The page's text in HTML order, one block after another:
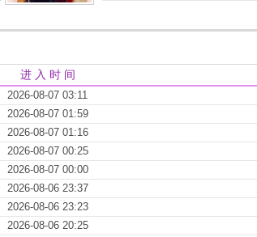
进 入 时 间
2026-08-07 03:11
2026-08-07 01:59
2026-08-07 01:16
2026-08-07 00:25
2026-08-07 00:00
2026-08-06 23:37
2026-08-06 23:23
2026-08-06 20:25